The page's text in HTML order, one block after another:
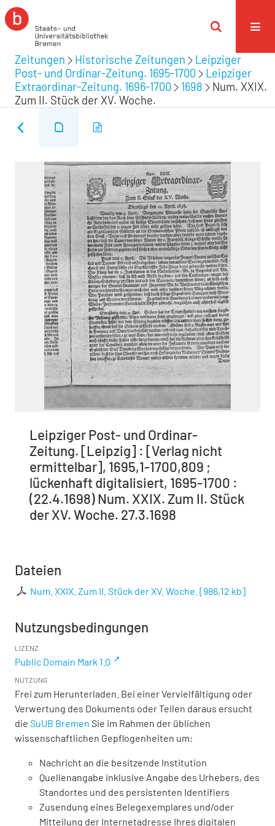
Zeitungen Historische Zeitungen
Leipziger
Post- und Ordinar-Zeitung. 1695-1700
Leipziger
Extraordinar-Zeitung. 1696-1700
1698
Num. XXIX.
Zum II. Stück der XV. Woche.
Leipziger Post- und Ordinar-
Zeitung. [Leipzig] : [Verlag nicht
ermittelbar], 1695,1-1700,809 ;
lückenhaft digitalisiert, 1695-1700 :
(22.4.1698) Num. XXIX. Zum II. Stück
der XV. Woche. 27.3.1698
Dateien
Num. XXIX. Zum II. Stück der XV. Woche. [986,12 kb]
Nutzungsbedingungen
LIZENZ
Public Domain Mark 1.0
NUTZUNG
Frei zum Herunterladen. Bei einer Vervielfältigung oder
Verwertung des Dokuments oder Teilen daraus ersucht
die SuUB Bremen Sie im Rahmen der üblichen
wissenschaftlichen Gepflogenheiten um:
Nachricht an die besitzende Institution
Quellenangabe inklusive Angabe des Urhebers, des
Standortes und des persistenten Identifiers
Zusendung eines Belegexemplares und/oder
Mitteilung der Internetadresse Ihres digitalen